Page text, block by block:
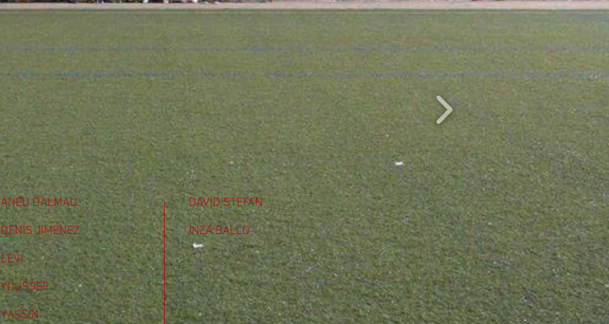
ÀNEU DALMAU
DAVID STEFAN
DENÍS JIMÉNEZ
INZA BALLO
LEVI
YOUSSEF
YASSIN